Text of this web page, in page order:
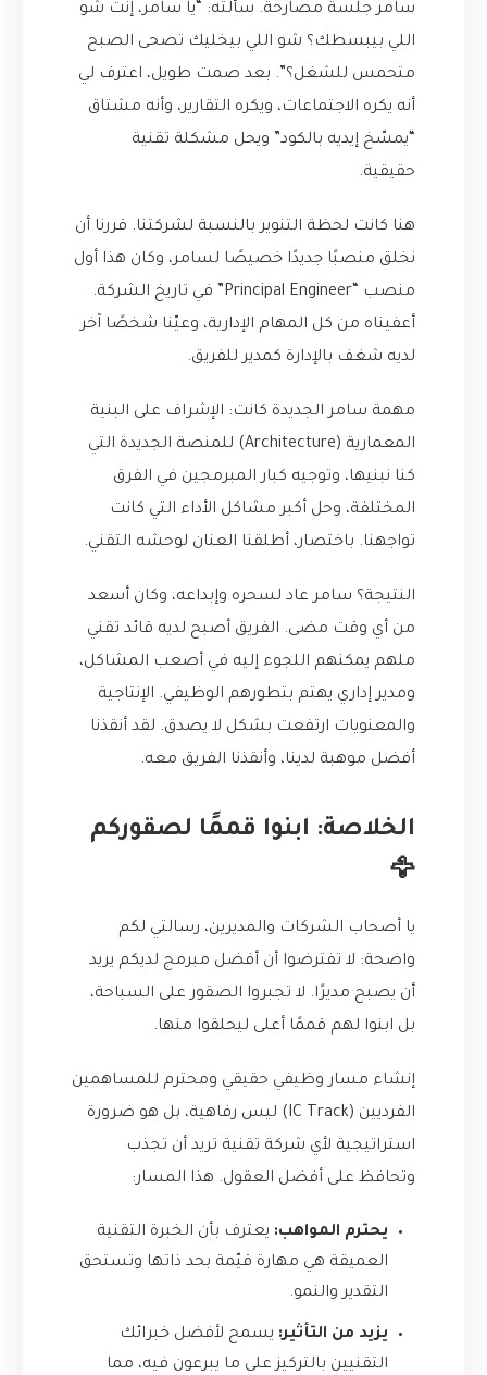
سامر جلسة مصارحة. سألته: “يا سامر، إنت شو
اللي بيبسطك؟ شو اللي بيخليك تصحى الصبح
متحمس للشغل؟”. بعد صمت طويل، اعترف لي
أنه يكره الاجتماعات، ويكره التقارير، وأنه مشتاق
“يمسّخ إيديه بالكود” ويحل مشكلة تقنية
حقيقية.
هنا كانت لحظة التنوير بالنسبة لشركتنا. قررنا أن
نخلق منصبًا جديدًا خصيصًا لسامر، وكان هذا أول
منصب “Principal Engineer” في تاريخ الشركة.
أعفيناه من كل المهام الإدارية، وعيّنا شخصًا آخر
لديه شغف بالإدارة كمدير للفريق.
مهمة سامر الجديدة كانت: الإشراف على البنية
المعمارية (Architecture) للمنصة الجديدة التي
كنا نبنيها، وتوجيه كبار المبرمجين في الفرق
المختلفة، وحل أكبر مشاكل الأداء التي كانت
تواجهنا. باختصار، أطلقنا العنان لوحشه التقني.
النتيجة؟ سامر عاد لسحره وإبداعه، وكان أسعد
من أي وقت مضى. الفريق أصبح لديه قائد تقني
ملهم يمكنهم اللجوء إليه في أصعب المشاكل،
ومدير إداري يهتم بتطورهم الوظيفي. الإنتاجية
والمعنويات ارتفعت بشكل لا يصدق. لقد أنقذنا
أفضل موهبة لدينا، وأنقذنا الفريق معه.
الخلاصة: ابنوا قممًا لصقوركم
🦅
يا أصحاب الشركات والمديرين، رسالتي لكم
واضحة: لا تفترضوا أن أفضل مبرمج لديكم يريد
أن يصبح مديرًا. لا تجبروا الصقور على السباحة،
بل ابنوا لهم قممًا أعلى ليحلقوا منها.
إنشاء مسار وظيفي حقيقي ومحترم للمساهمين
الفرديين (IC Track) ليس رفاهية، بل هو ضرورة
استراتيجية لأي شركة تقنية تريد أن تجذب
وتحافظ على أفضل العقول. هذا المسار:
يحترم المواهب: يعترف بأن الخبرة التقنية
العميقة هي مهارة قيّمة بحد ذاتها وتستحق
التقدير والنمو.
يزيد من التأثير: يسمح لأفضل خبرائك
التقنيين بالتركيز على ما يبرعون فيه، مما